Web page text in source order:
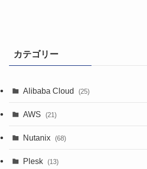
カテゴリー
Alibaba Cloud (25)
AWS (21)
Nutanix (68)
Plesk (13)